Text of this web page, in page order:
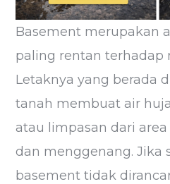
Basement merupakan
paling rentan terhadap
Letaknya yang berada
tanah membuat air
atau limpasan dari
dan menggenang. Jika
basement tidak